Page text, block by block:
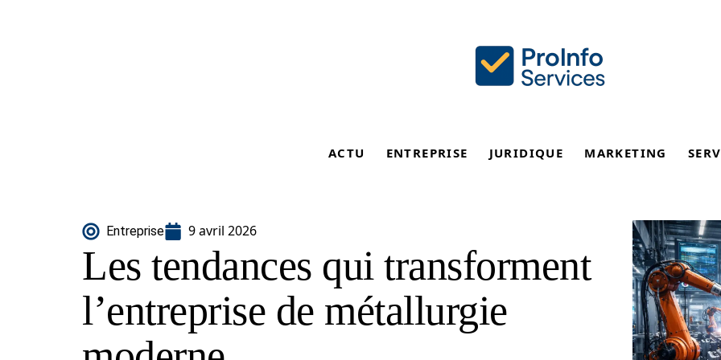
ACTU ENTREPRISE JURIDIQUE MARKETING
Entreprise 9 avril 2026
Les tendances qui transforment
l’entreprise de métallurgie